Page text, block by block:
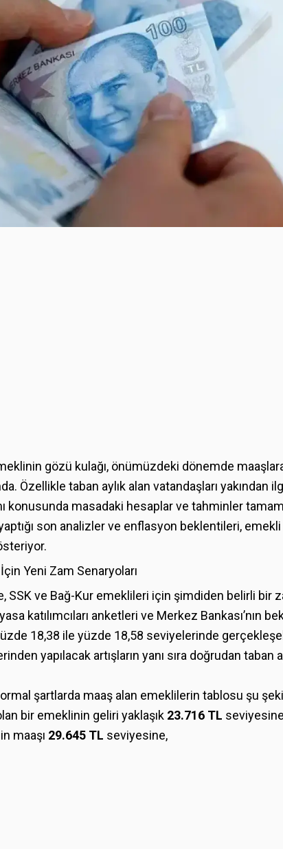
gözü kulağı, önümüzdeki dönemde
Özellikle taban aylık alan vatandaşları yakından
konusunda masadaki hesaplar ve tahminler
son analizler ve enflasyon beklentileri,
Yeni Zam Senaryoları
SSK ve Bağ-Kur emeklileri için şimdiden belirli bir
katılımcıları anketleri ve Merkez Bankası’nın
18,38 ile yüzde 18,58 seviyelerinde
yapılacak artışların yanı sıra doğrudan taban
şartlarda maaş alan emeklilerin tablosu şu
bir emeklinin geliri yaklaşık 23.716 TL
maaşı 29.645 TL seviyesine,